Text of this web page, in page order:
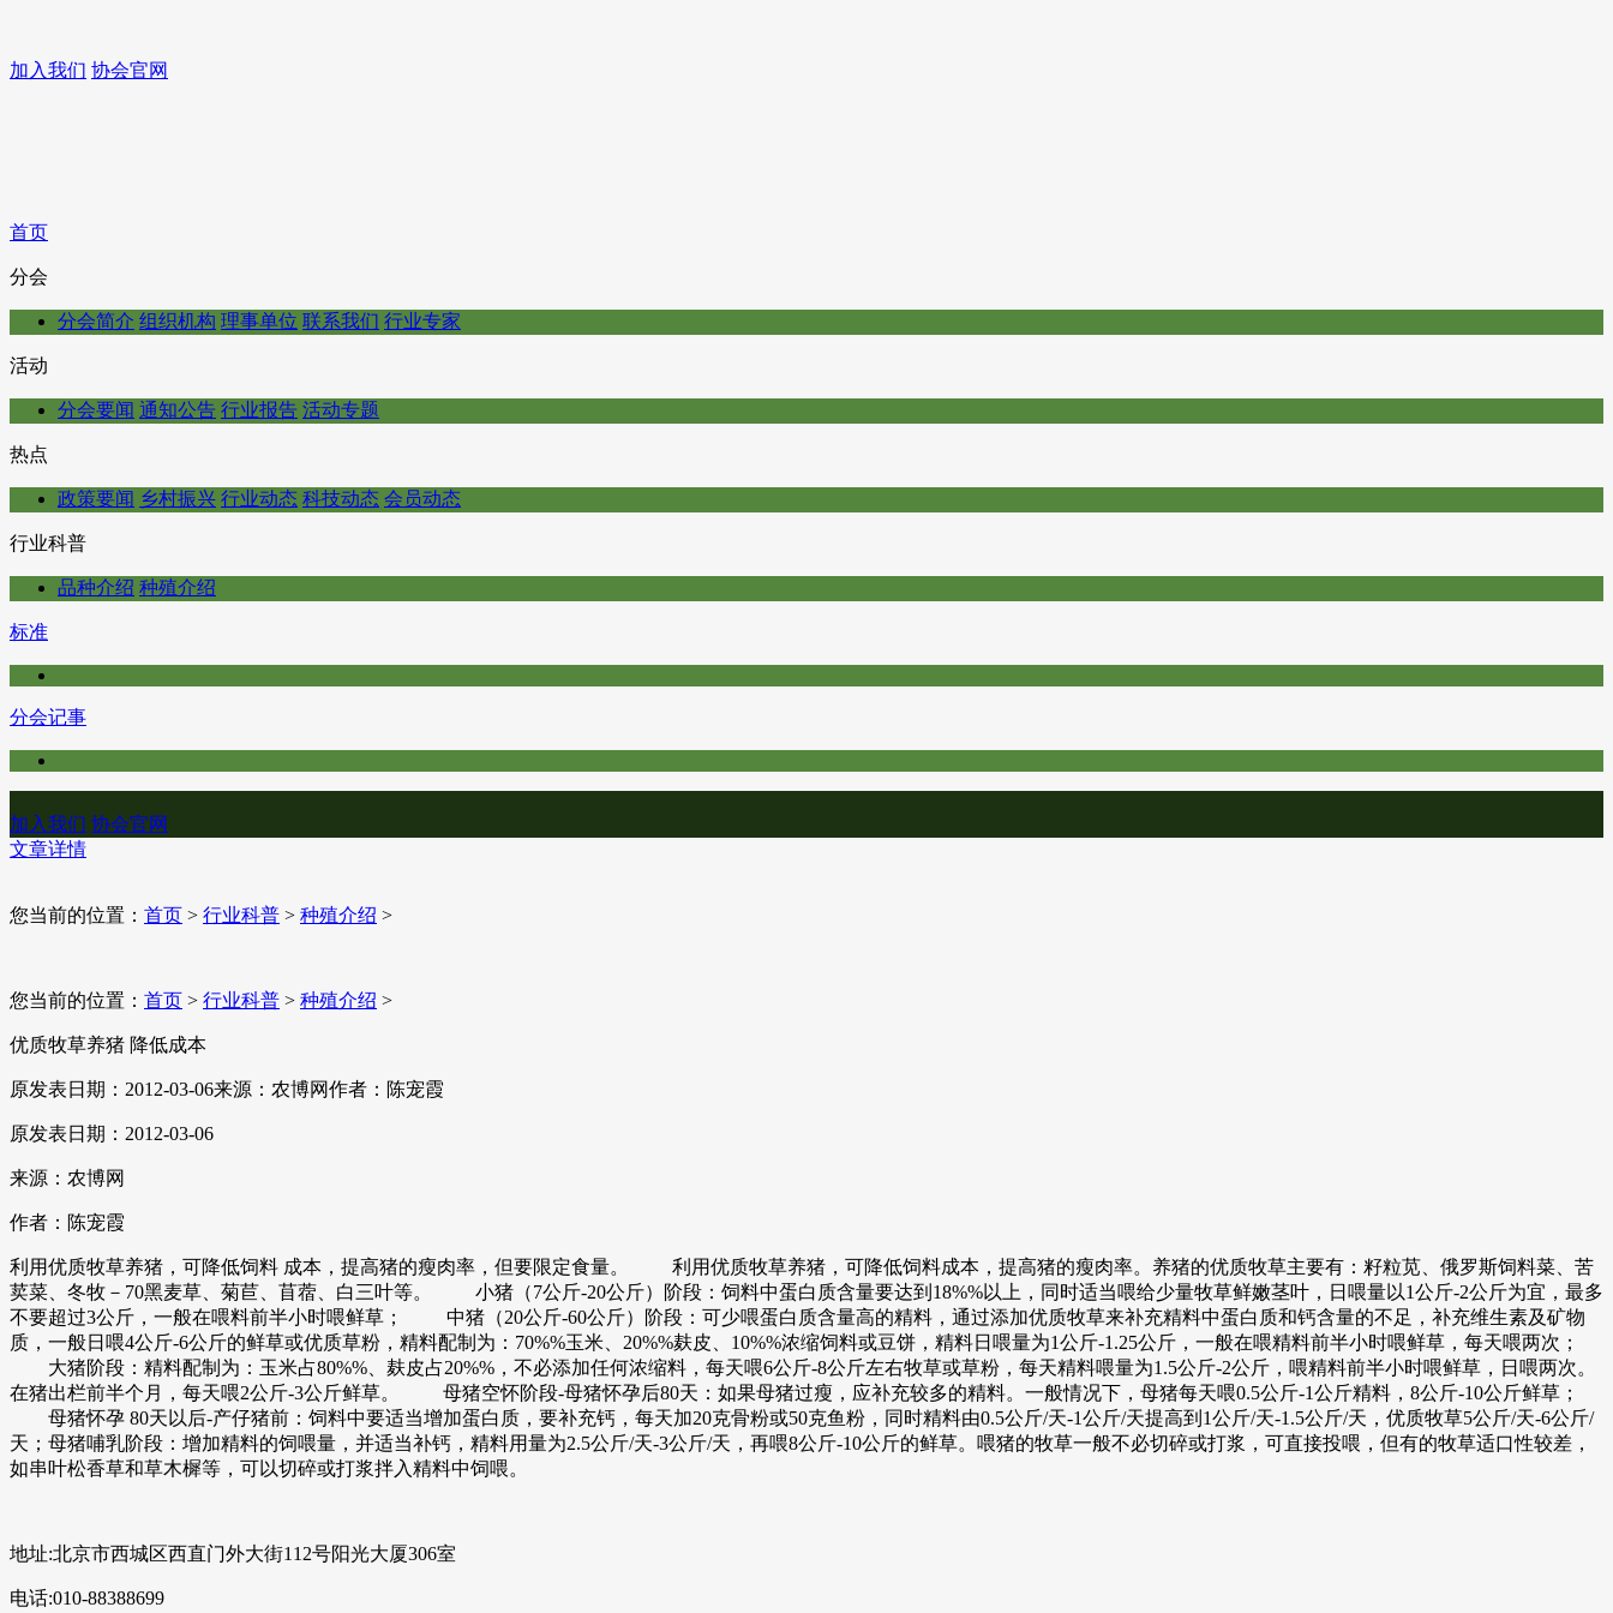
加入我们 协会官网
首页
分会
分会简介 组织机构 理事单位 联系我们 行业专家
活动
分会要闻 通知公告 行业报告 活动专题
热点
政策要闻 乡村振兴 行业动态 科技动态 会员动态
行业科普
品种介绍 种殖介绍
标准
分会记事
加入我们 协会官网
文章详情
您当前的位置： 首页 > 行业科普 > 种殖介绍 >
您当前的位置： 首页 > 行业科普 > 种殖介绍 >
优质牧草养猪 降低成本
原发表日期：2012-03-06来源：农博网作者：陈宠霞
原发表日期：2012-03-06
来源：农博网
作者：陈宠霞
利用优质牧草养猪，可降低饲料 成本，提高猪的瘦肉率，但要限定食量。 利用优质牧草养猪，可降低饲料成本，提高猪的瘦肉率。养猪的优质牧草主要有：籽粒苋、俄罗斯饲料菜、苦
荬菜、冬牧－70黑麦草、菊苣、苜蓿、白三叶等。 小猪（7公斤-20公斤）阶段：饲料中蛋白质含量要达到18%%以上，同时适当喂给少量牧草鲜嫩茎叶，日喂量以1公斤-2公斤为宜，最多
不要超过3公斤，一般在喂料前半小时喂鲜草； 中猪（20公斤-60公斤）阶段：可少喂蛋白质含量高的精料，通过添加优质牧草来补充精料中蛋白质和钙含量的不足，补充维生素及矿物
质，一般日喂4公斤-6公斤的鲜草或优质草粉，精料配制为：70%%玉米、20%%麸皮、10%%浓缩饲料或豆饼，精料日喂量为1公斤-1.25公斤，一般在喂精料前半小时喂鲜草，每天喂两次；
大猪阶段：精料配制为：玉米占80%%、麸皮占20%%，不必添加任何浓缩料，每天喂6公斤-8公斤左右牧草或草粉，每天精料喂量为1.5公斤-2公斤，喂精料前半小时喂鲜草，日喂两次。
在猪出栏前半个月，每天喂2公斤-3公斤鲜草。 母猪空怀阶段-母猪怀孕后80天：如果母猪过瘦，应补充较多的精料。一般情况下，母猪每天喂0.5公斤-1公斤精料，8公斤-10公斤鲜草；
母猪怀孕 80天以后-产仔猪前：饲料中要适当增加蛋白质，要补充钙，每天加20克骨粉或50克鱼粉，同时精料由0.5公斤/天-1公斤/天提高到1公斤/天-1.5公斤/天，优质牧草5公斤/天-6公斤/
天；母猪哺乳阶段：增加精料的饲喂量，并适当补钙，精料用量为2.5公斤/天-3公斤/天，再喂8公斤-10公斤的鲜草。喂猪的牧草一般不必切碎或打浆，可直接投喂，但有的牧草适口性较差，
如串叶松香草和草木樨等，可以切碎或打浆拌入精料中饲喂。
地址:北京市西城区西直门外大街112号阳光大厦306室
电话:010-88388699